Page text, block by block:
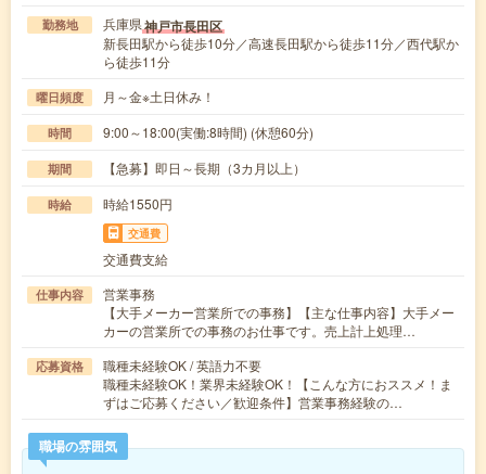
勤務地 兵庫県神戸市長田区
新長田駅から徒歩10分／高速長田駅から徒歩11分／西代駅か
ら徒歩11分
曜日頻度 月～金※土日休み！
時間 9:00～18:00(実働:8時間) (休憩60分)
期間 【急募】即日～長期（3カ月以上）
時給 時給1550円
交通費
交通費支給
仕事内容
営業事務
【大手メーカー営業所での事務】【主な仕事内容】大手メー
カーの営業所での事務のお仕事です。売上計上処理…
応募資格
職種未経験OK / 英語力不要
職種未経験OK！業界未経験OK！【こんな方におススメ！ま
ずはご応募ください／歓迎条件】営業事務経験の…
職場の雰囲気